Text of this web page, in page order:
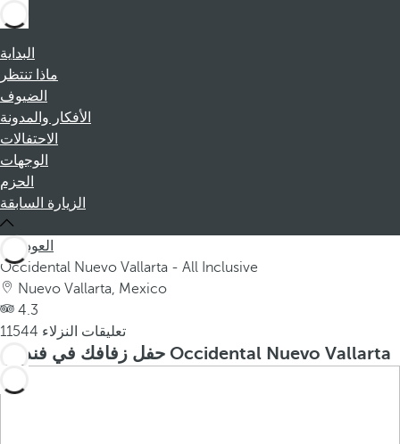
البداية
ماذا تنتظر
الضيوف
الأفكار والمدونة
الاحتفالات
الوجهات
الحزم
الزيارة السابقة
العودة
Occidental Nuevo Vallarta - All Inclusive
Nuevo Vallarta, Mexico
4.3
11544 تعليقات النزلاء
حفل زفافك في فندق Occidental Nuevo Vallarta